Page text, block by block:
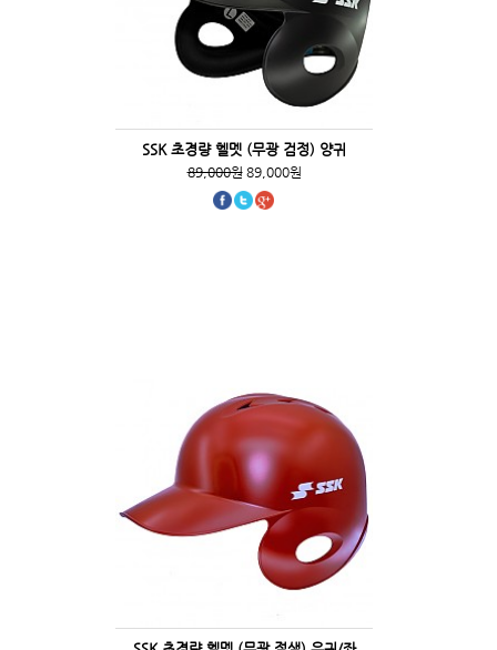
SSK 초경량 헬멧 (무광 검정) 양귀
89,000원89,000원